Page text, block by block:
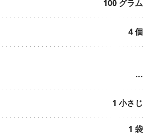
100 グラム
4個
···
1 小さじ
1 袋